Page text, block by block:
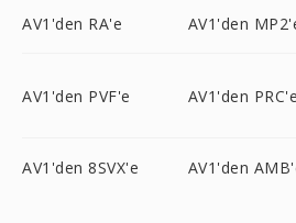
AV1'den RA'e AV1'den
AV1'den PVF'e AV1'den PRC'e
AV1'den 8SVX'e AV1'den